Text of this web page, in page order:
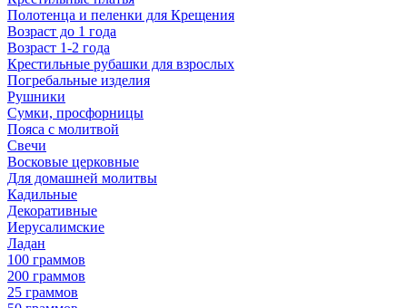
Полотенца и пеленки для Крещения
Возраст до 1 года
Возраст 1-2 года
Крестильные рубашки для взрослых
Погребальные изделия
Рушники
Сумки, просфорницы
Пояса с молитвой
Свечи
Восковые церковные
Для домашней молитвы
Кадильные
Декоративные
Иерусалимские
Ладан
100 граммов
200 граммов
25 граммов